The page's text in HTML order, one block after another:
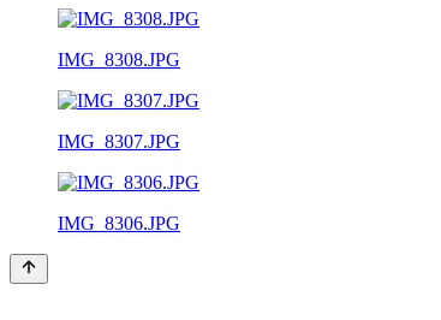
IMG_8308.JPG
IMG_8307.JPG
IMG_8306.JPG